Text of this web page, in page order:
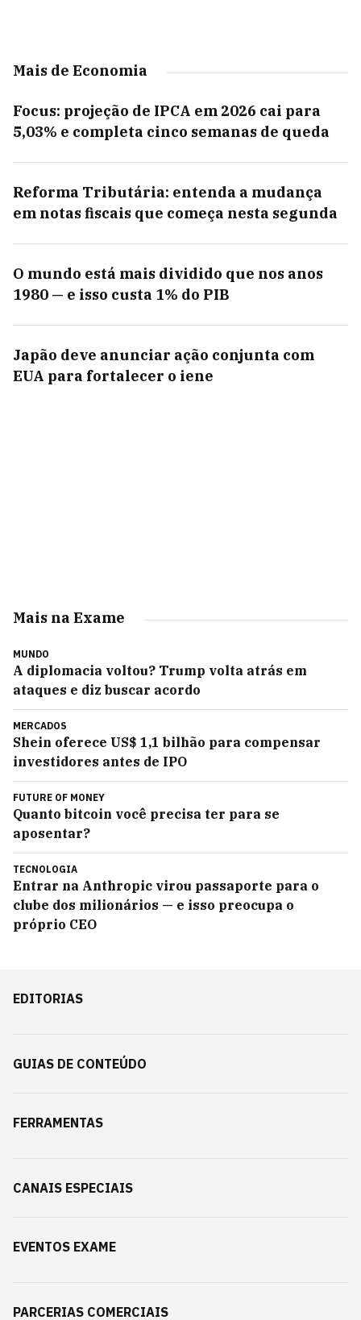
Mais de Economia
Focus: projeção de IPCA em 2026 cai para
5,03% e completa cinco semanas de queda
Reforma Tributária: entenda a mudança
em notas fiscais que começa nesta segunda
O mundo está mais dividido que nos anos
1980 — e isso custa 1% do PIB
Japão deve anunciar ação conjunta com
EUA para fortalecer o iene
Mais na Exame
MUNDO
A diplomacia voltou? Trump volta atrás em
ataques e diz buscar acordo
MERCADOS
Shein oferece US$ 1,1 bilhão para compensar
investidores antes de IPO
FUTURE OF MONEY
Quanto bitcoin você precisa ter para se
aposentar?
TECNOLOGIA
Entrar na Anthropic virou passaporte para o
clube dos milionários — e isso preocupa o
próprio CEO
EDITORIAS
GUIAS DE CONTEÚDO
FERRAMENTAS
CANAIS ESPECIAIS
EVENTOS EXAME
PARCERIAS COMERCIAIS